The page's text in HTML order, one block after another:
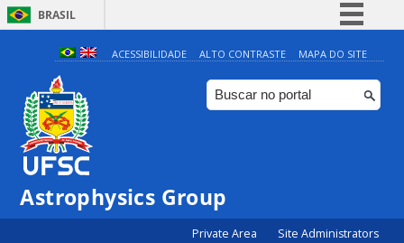
BRASIL
Simplifique!
Comunica BR
Participe
ACESSIBILIDADE ALTO CONTRASTE MAPA DO SITE
Astrophysics Group
Private Area Site Administrators